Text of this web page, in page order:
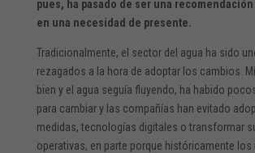
pues, ha pasado de ser una
en una necesidad de presente.
Tradicionalmente, el sector del agua ha sido
rezagados a la hora de adoptar los cambios.
bien y el agua seguía fluyendo, ha habido
para cambiar y las compañías han evitado
medidas, tecnologías digitales o transformar
operativas, en parte porque históricamente los